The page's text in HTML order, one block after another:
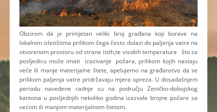
Obzirom da je primjetan veliki broj građana koji borave na
lokalnim izletištima prilikom čega često dolazi do paljenja vatre na
otvorenom prostoru od strane istih,te visokih temperatura što za
posljedicu može imati izazivanje požara, prilikom kojih nastaju
veće ili manje materijalne štete, apelujemo na građanstvo da se
prilikom paljenja vatre pridržavaju mjera opreza. U dosadašnjem
periodu navedene radnje su na području Zeničko-dobojskog
kantona u posljednjih nekoliko godina izazvale brojne požare sa
većom ili manjom materijalnom štetom.